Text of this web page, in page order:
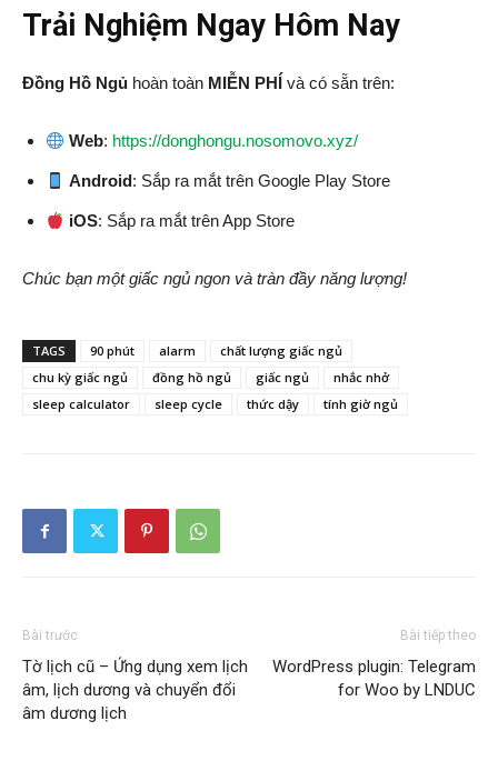
Trải Nghiệm Ngay Hôm Nay
Đồng Hồ Ngủ hoàn toàn MIỄN PHÍ và có sẵn trên:
Web: https://donghongu.nosomovo.xyz/
Android: Sắp ra mắt trên Google Play Store
iOS: Sắp ra mắt trên App Store
Chúc bạn một giấc ngủ ngon và tràn đầy năng lượng!
TAGS 90 phút alarm
chất lượng giấc ngủ
chu kỳ giấc ngủ
đồng hồ ngủ giấc ngủ
nhắc nhở
sleep calculator
sleep cycle thức dậy tính giờ ngủ
Bài trước
Tờ lịch cũ – Ứng dụng xem lịch
âm, lịch dương và chuyển đổi
âm dương lịch
Bài tiếp theo
WordPress plugin: Telegram
for Woo by LNDUC